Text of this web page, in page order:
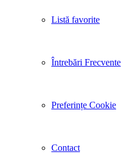
Listă favorite
Întrebări Frecvente
Preferințe Cookie
Contact